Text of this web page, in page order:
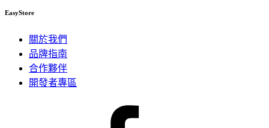
EasyStore
關於我們
品牌指南
合作夥伴
開發者專區